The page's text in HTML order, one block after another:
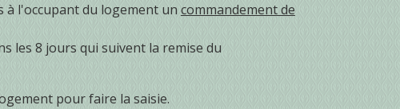
l'occupant du logement uncommandement de
les 8 jours qui suivent la remise du
pour faire la saisie.